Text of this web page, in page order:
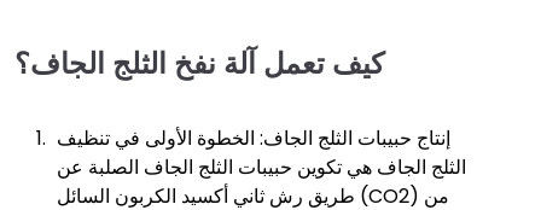
كيف تعمل آلة نفخ الثلج الجاف؟
إنتاج حبيبات الثلج الجاف: الخطوة الأولى في تنظيف
الثلج الجاف هي تكوين حبيبات الثلج الجاف الصلبة عن
طريق رش ثاني أكسيد الكربون السائل (CO2) من